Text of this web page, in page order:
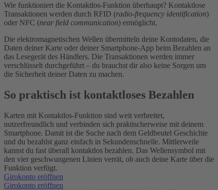
Wie funktioniert die Kontaktlos-Funktion überhaupt? Kontaktlose
Transaktionen werden durch RFID (radio-frequency identification)
oder NFC (near field communication) ermöglicht.
Die elektromagnetischen Wellen übermitteln deine Kontodaten, die
Daten deiner Karte oder deiner Smartphone-App beim Bezahlen an
das Lesegerät des Händlers. Die Transaktionen werden immer
verschlüsselt durchgeführt – du brauchst dir also keine Sorgen um
die Sicherheit deiner Daten zu machen.
So praktisch ist kontaktloses Bezahlen
Karten mit Kontaktlos-Funktion sind weit verbreitet,
nutzerfreundlich und verbinden sich praktischerweise mit deinem
Smartphone. Damit ist die Suche nach dem Geldbeutel Geschichte
und du bezahlst ganz einfach in Sekundenschnelle. Mittlerweile
kannst du fast überall kontaktlos bezahlen. Das Wellensymbol mit
den vier geschwungenen Linien verrät, ob auch deine Karte über die
Funktion verfügt.
Girokonto eröffnen
Girokonto eröffnen